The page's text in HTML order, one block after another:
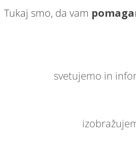
Tukaj smo, da vam
svetujemo in